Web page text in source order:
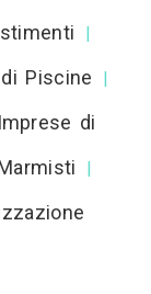
|
Piscine |
Imprese di
|